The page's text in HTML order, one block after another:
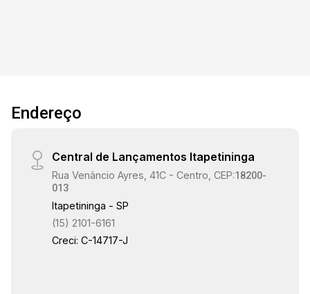
Endereço
Central de Lançamentos Itapetininga
Rua Venâncio Ayres, 41C - Centro, CEP:18200-
013
Itapetininga - SP
(15) 2101-6161
Creci: C-14717-J